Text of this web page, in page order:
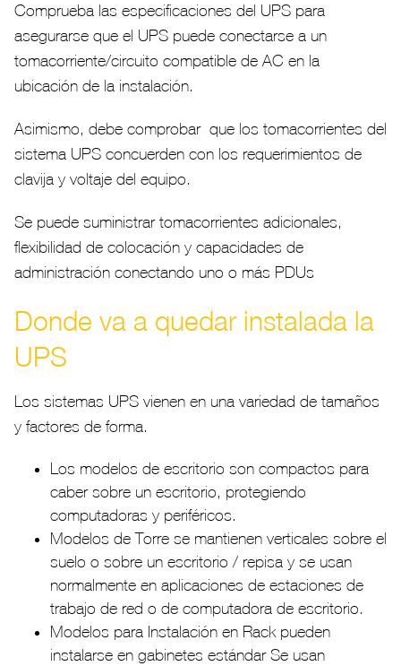
Comprueba las especificaciones del UPS para
asegurarse que el UPS puede conectarse a un
tomacorriente/circuito compatible de AC en la
ubicación de la instalación.
Asimismo, debe comprobar que los tomacorrientes del
sistema UPS concuerden con los requerimientos de
clavija y voltaje del equipo.
Se puede suministrar tomacorrientes adicionales,
flexibilidad de colocación y capacidades de
administración conectando uno o más PDUs
Donde va a quedar instalada la
UPS
Los sistemas UPS vienen en una variedad de tamaños
y factores de forma.
Los modelos de escritorio son compactos para
caber sobre un escritorio, protegiendo
computadoras y periféricos.
Modelos de Torre se mantienen verticales sobre el
suelo o sobre un escritorio / repisa y se usan
normalmente en aplicaciones de estaciones de
trabajo de red o de computadora de escritorio.
Modelos para Instalación en Rack pueden
instalarse en gabinetes estándar Se usan